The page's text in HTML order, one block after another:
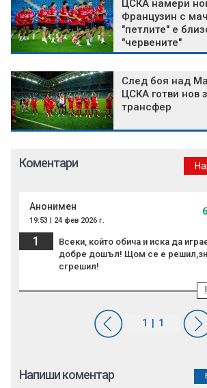
ЦСКА намери
Французин с
"петлите" е
"червените"
След боя над
ЦСКА готви нов
трансфер
Коментари
Анонимен
19:53 | 24 фев 2026 г.
6
1
Всеки, който обича и иска да
добре дошъл! Щом се е
сгрешил!
!
Напиши коментар